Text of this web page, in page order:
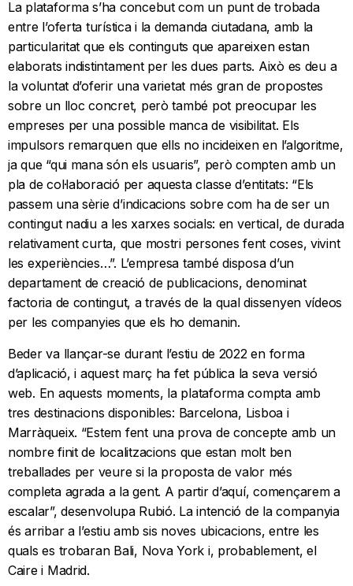
La plataforma s’ha concebut com un punt de trobada
entre l’oferta turística i la demanda ciutadana, amb la
particularitat que els continguts que apareixen estan
elaborats indistintament per les dues parts. Això es deu a
la voluntat d’oferir una varietat més gran de propostes
sobre un lloc concret, però també pot preocupar les
empreses per una possible manca de visibilitat. Els
impulsors remarquen que ells no incideixen en l’algoritme,
ja que “qui mana són els usuaris”, però compten amb un
pla de col·laboració per aquesta classe d’entitats: “Els
passem una sèrie d’indicacions sobre com ha de ser un
contingut nadiu a les xarxes socials: en vertical, de durada
relativament curta, que mostri persones fent coses, vivint
les experiències…”. L’empresa també disposa d’un
departament de creació de publicacions, denominat
factoria de contingut, a través de la qual dissenyen vídeos
per les companyies que els ho demanin.
Beder va llançar-se durant l’estiu de 2022 en forma
d’aplicació, i aquest març ha fet pública la seva versió
web. En aquests moments, la plataforma compta amb
tres destinacions disponibles: Barcelona, Lisboa i
Marràqueix. “Estem fent una prova de concepte amb un
nombre finit de localitzacions que estan molt ben
treballades per veure si la proposta de valor més
completa agrada a la gent. A partir d’aquí, començarem a
escalar”, desenvolupa Rubió. La intenció de la companyia
és arribar a l’estiu amb sis noves ubicacions, entre les
quals es trobaran Bali, Nova York i, probablement, el
Caire i Madrid.